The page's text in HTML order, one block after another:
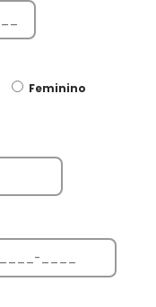
Feminino